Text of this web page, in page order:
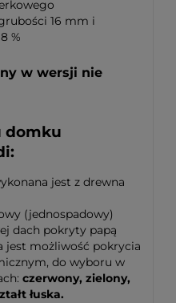
16 mm i
%
w wersji nie
domku
jest z drewna
(jednospadowy)
dach pokryty papą
jest możliwość pokrycia
do wyboru w
czerwony, zielony,
łuska.